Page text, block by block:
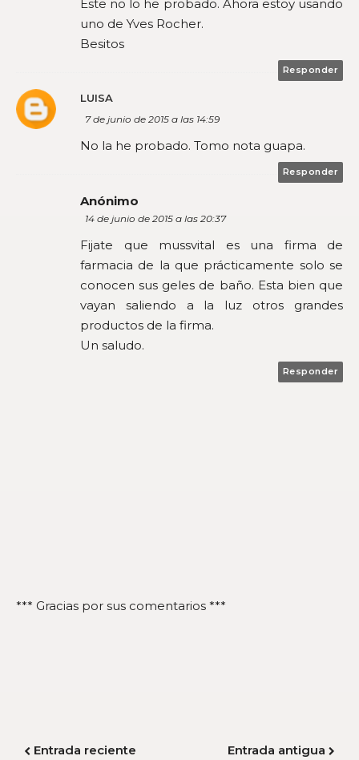
Este no lo he probado. Ahora estoy usando
uno de Yves Rocher.
Besitos
Responder
LUISA
7 de junio de 2015 a las 14:59
No la he probado. Tomo nota guapa.
Responder
Anónimo
14 de junio de 2015 a las 20:37
Fijate que mussvital es una firma de
farmacia de la que prácticamente solo se
conocen sus geles de baño. Esta bien que
vayan saliendo a la luz otros grandes
productos de la firma.
Un saludo.
Responder
*** Gracias por sus comentarios ***
Entrada reciente Entrada antigua